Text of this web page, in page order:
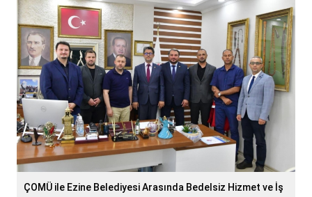
ÇOMÜ ile Ezine Belediyesi Arasında Bedelsiz Hizmet ve İş